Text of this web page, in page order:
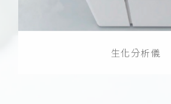
生化分析儀